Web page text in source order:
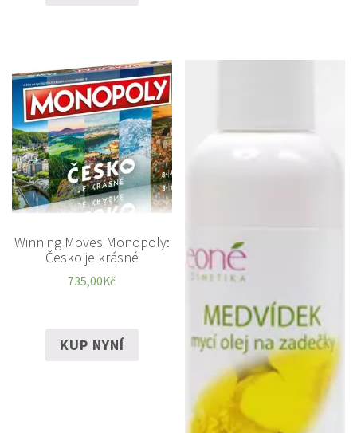
Winning Moves Monopoly:
Česko je krásné
735,00Kč
KUP NYNÍ